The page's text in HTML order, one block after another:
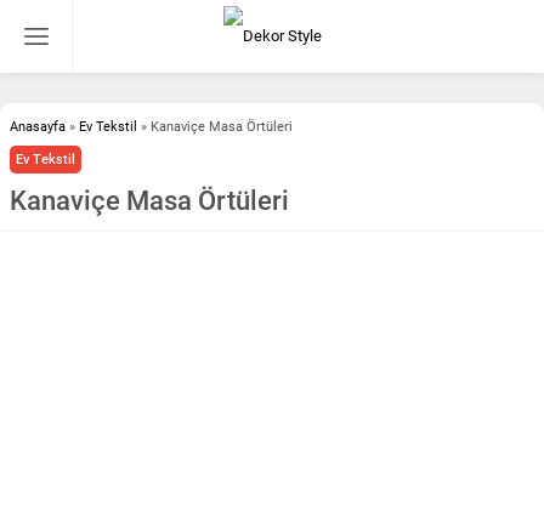
Anasayfa » Ev Tekstil » Kanaviçe Masa Örtüleri
Ev Tekstil
Kanaviçe Masa Örtüleri